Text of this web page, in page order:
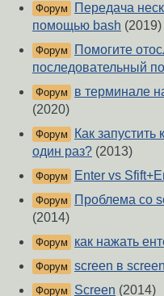
Форум
Передача
помощью bash (2019)
Форум
Помогите
последовательный
Форум
в терминале
(2020)
Форум
Как
один раз? (2013)
Форум Enter vs
Форум
Проблема со
(2014)
Форум как нажать
Форум screen в screen
Форум Screen (2014)